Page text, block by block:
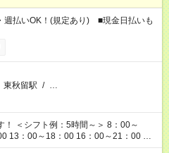
払いOK！(規定あり) ■現金日払いも
東秋留駅 / …
！ ＜シフト例：5時間～＞ 8：00～
13：00～18：00 16：00～21：00 ＜
10：00～19：00 ・13：00～22：00 ・